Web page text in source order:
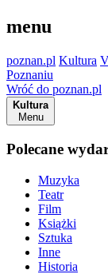
menu
poznan.pl Kultura
Poznaniu
Wróć do poznan.pl
Kultura
Menu
Polecane
Muzyka
Teatr
Film
Książki
Sztuka
Inne
Historia